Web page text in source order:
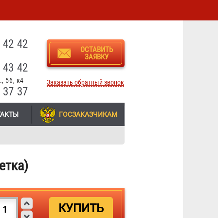
42
42
56, к4
37
ОСТАВИТЬ
ЗАЯВКУ
Заказать обратный звонок
ГОСЗАКАЗЧИКАМ